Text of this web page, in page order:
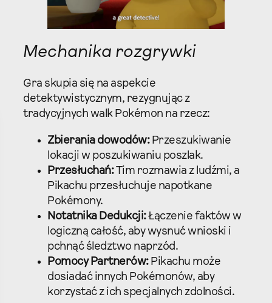
Mechanika rozgrywki
Gra skupia się na aspekcie
detektywistycznym, rezygnując z
tradycyjnych walk Pokémon na rzecz:
Zbierania dowodów:Przeszukiwanie
lokacji w poszukiwaniu poszlak.
Przesłuchań:Tim rozmawia z ludźmi, a
Pikachu przesłuchuje napotkane
Pokémony.
Notatnika Dedukcji:Łączenie faktów w
logiczną całość, aby wysnuć wnioski i
pchnąć śledztwo naprzód.
Pomocy Partnerów:Pikachu może
dosiadać innych Pokémonów, aby
korzystać z ich specjalnych zdolności.